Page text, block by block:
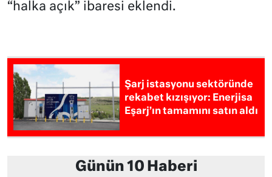
“halka açık” ibaresi eklendi.
Şarj istasyonu sektöründe
rekabet kızışıyor: Enerjisa
Eşarj’ın tamamını satın aldı
Günün 10 Haberi